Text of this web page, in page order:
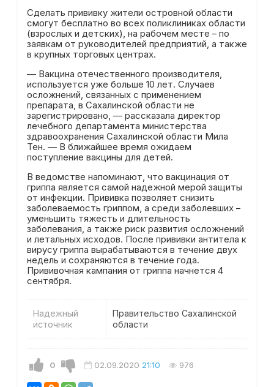
Сделать прививку жители островной области
смогут бесплатно во всех поликлиниках области
(взрослых и детских), на рабочем месте – по
заявкам от руководителей предприятий, а также
в крупных торговых центрах.
— Вакцина отечественного производителя,
используется уже больше 10 лет. Случаев
осложнений, связанных с применением
препарата, в Сахалинской области не
зарегистрировано, — рассказала директор
лечебного департамента министерства
здравоохранения Сахалинской области Мила
Тен. — В ближайшее время ожидаем
поступление вакцины для детей.
В ведомстве напоминают, что вакцинация от
гриппа является самой надежной мерой защиты
от инфекции. Прививка позволяет снизить
заболеваемость гриппом, а среди заболевших –
уменьшить тяжесть и длительность
заболевания, а также риск развития осложнений
и летальных исходов. После прививки антитела к
вирусу гриппа вырабатываются в течение двух
недель и сохраняются в течение года.
Прививочная кампания от гриппа начнется 4
сентября.
Надежный
источник
Правительство Сахалинской
области
0 02.09.2020 21:10 976